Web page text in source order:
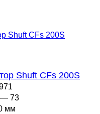
Shuft CFs 200S
73
мм